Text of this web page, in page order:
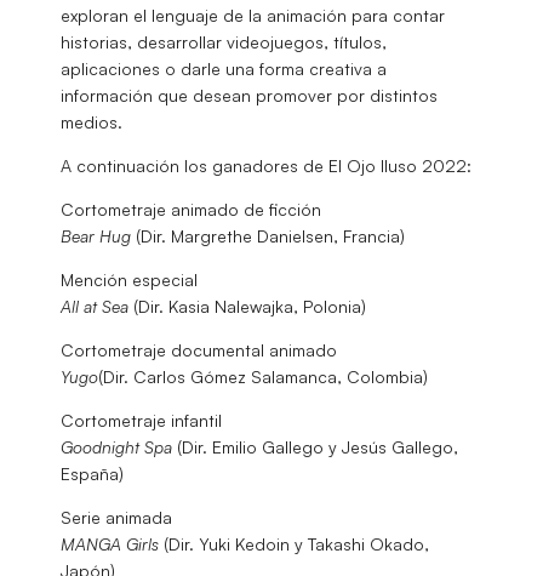
exploran el lenguaje de la animación para contar
historias, desarrollar videojuegos, títulos,
aplicaciones o darle una forma creativa a
información que desean promover por distintos
medios.
A continuación los ganadores de El Ojo Iluso 2022:
Cortometraje animado de ficción
Bear Hug (Dir. Margrethe Danielsen, Francia)
Mención especial
All at Sea (Dir. Kasia Nalewajka, Polonia)
Cortometraje documental animado
Yugo(Dir. Carlos Gómez Salamanca, Colombia)
Cortometraje infantil
Goodnight Spa (Dir. Emilio Gallego y Jesús Gallego,
España)
Serie animada
MANGA Girls (Dir. Yuki Kedoin y Takashi Okado,
Japón)